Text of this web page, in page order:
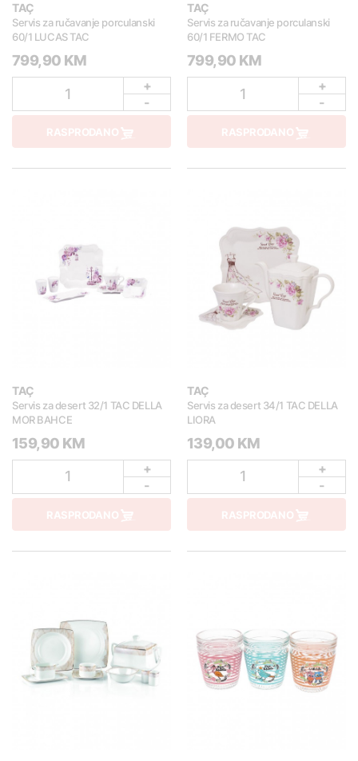
TAÇ
Servis za ručavanje porculanski
60/1 LUCAS TAC
799,90 KM
1
+
-
RASPRODANO
TAÇ
Servis za ručavanje porculanski
60/1 FERMO TAC
799,90 KM
1
+
-
RASPRODANO
TAÇ
Servis za desert 32/1 TAC DELLA
MOR BAHCE
159,90 KM
1
+
-
RASPRODANO
TAÇ
Servis za desert 34/1 TAC DELLA
LIORA
139,00 KM
1
+
-
RASPRODANO